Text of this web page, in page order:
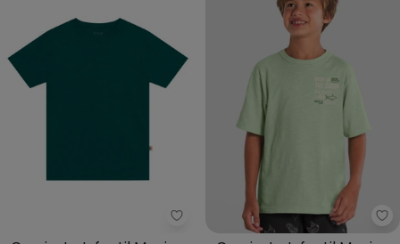
Brandili - Camiseta Infantil